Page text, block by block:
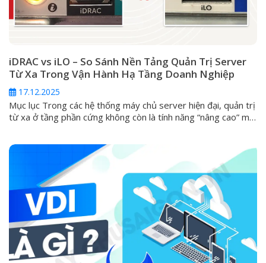
iDRAC vs iLO – So Sánh Nền Tảng Quản Trị Server
Từ Xa Trong Vận Hành Hạ Tầng Doanh Nghiệp
17.12.2025
Mục lục Trong các hệ thống máy chủ server hiện đại, quản trị
từ xa ở tầng phần cứng không còn là tính năng “nâng cao” mà
cần can thiệp...